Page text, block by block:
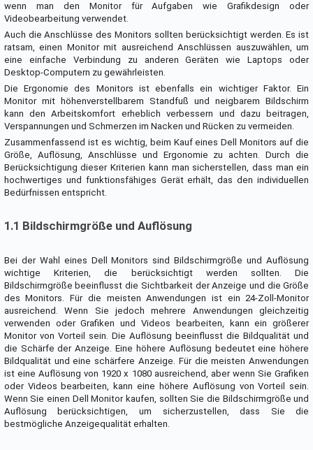
wenn man den Monitor für Aufgaben wie Grafikdesign oder
Videobearbeitung verwendet.
Auch die Anschlüsse des Monitors sollten berücksichtigt werden. Es ist
ratsam, einen Monitor mit ausreichend Anschlüssen auszuwählen, um
eine einfache Verbindung zu anderen Geräten wie Laptops oder
Desktop-Computern zu gewährleisten.
Die Ergonomie des Monitors ist ebenfalls ein wichtiger Faktor. Ein
Monitor mit höhenverstellbarem Standfuß und neigbarem Bildschirm
kann den Arbeitskomfort erheblich verbessern und dazu beitragen,
Verspannungen und Schmerzen im Nacken und Rücken zu vermeiden.
Zusammenfassend ist es wichtig, beim Kauf eines Dell Monitors auf die
Größe, Auflösung, Anschlüsse und Ergonomie zu achten. Durch die
Berücksichtigung dieser Kriterien kann man sicherstellen, dass man ein
hochwertiges und funktionsfähiges Gerät erhält, das den individuellen
Bedürfnissen entspricht.
1.1 Bildschirmgröße und Auflösung
Bei der Wahl eines Dell Monitors sind Bildschirmgröße und Auflösung
wichtige Kriterien, die berücksichtigt werden sollten. Die
Bildschirmgröße beeinflusst die Sichtbarkeit der Anzeige und die Größe
des Monitors. Für die meisten Anwendungen ist ein 24-Zoll-Monitor
ausreichend. Wenn Sie jedoch mehrere Anwendungen gleichzeitig
verwenden oder Grafiken und Videos bearbeiten, kann ein größerer
Monitor von Vorteil sein. Die Auflösung beeinflusst die Bildqualität und
die Schärfe der Anzeige. Eine höhere Auflösung bedeutet eine höhere
Bildqualität und eine schärfere Anzeige. Für die meisten Anwendungen
ist eine Auflösung von 1920 x 1080 ausreichend, aber wenn Sie Grafiken
oder Videos bearbeiten, kann eine höhere Auflösung von Vorteil sein.
Wenn Sie einen Dell Monitor kaufen, sollten Sie die Bildschirmgröße und
Auflösung berücksichtigen, um sicherzustellen, dass Sie die
bestmögliche Anzeigequalität erhalten.